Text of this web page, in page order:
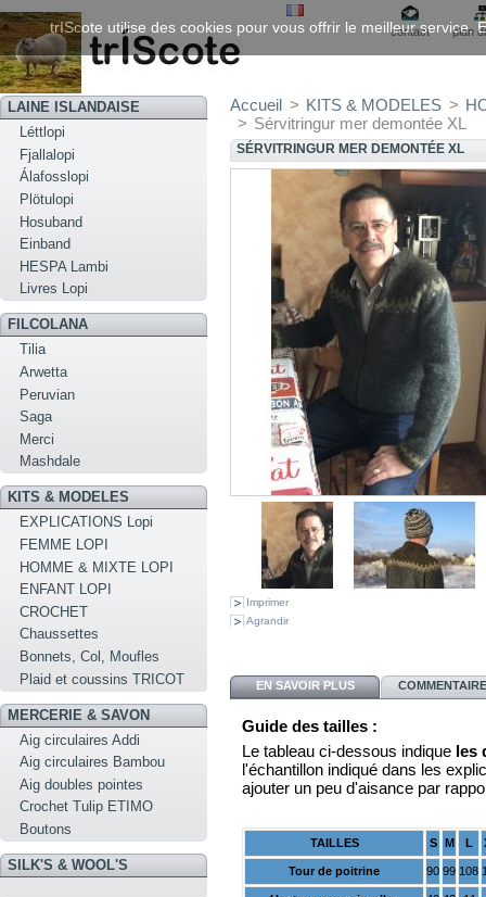
contact plan
LAINE ISLANDAISE
Léttlopi
Fjallalopi
Álafosslopi
Plötulopi
Hosuband
Einband
HESPA Lambi
Livres Lopi
FILCOLANA
Tilia
Arwetta
Peruvian
Saga
Merci
Mashdale
KITS & MODELES
EXPLICATIONS Lopi
FEMME LOPI
HOMME & MIXTE LOPI
ENFANT LOPI
CROCHET
Chaussettes
Bonnets, Col, Moufles
Plaid et coussins TRICOT
MERCERIE & SAVON
Aig circulaires Addi
Aig circulaires Bambou
Aig doubles pointes
Crochet Tulip ETIMO
Boutons
SILK'S & WOOL'S
Accueil > KITS & MODELES >
> Sérvitringur mer demontée XL
SÉRVITRINGUR MER DEMONTÉE XL
Imprimer
Agrandir
EN SAVOIR PLUS
Guide des tailles :
Le tableau ci-dessous indique les
l'échantillon indiqué dans les
ajouter un peu d'aisance par
TAILLES S M L
Tour de poitrine 90 99 108
trIScote utilise des cookies pour vous offrir le meilleur